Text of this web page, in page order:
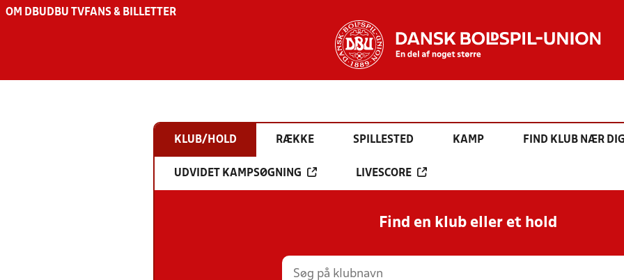
OM DBU DBU TV FANS & BILLETTER
KLUB/HOLD RÆKKE SPILLESTED KAMP FIND KLUB NÆR
UDVIDET KAMPSØGNING LIVESCORE
Find en klub eller et hold